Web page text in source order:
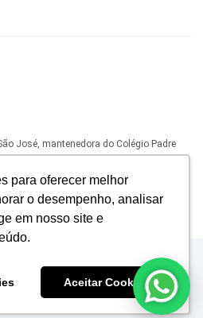
para oferecer melhor
o desempenho, analisar
em nosso site e
Aceitar Cookies
José, mantenedora do Colégio Padre
Entidade Beneficente de Assistência
certificado ativo nos termos da legislação
0021-40
Contate-nos